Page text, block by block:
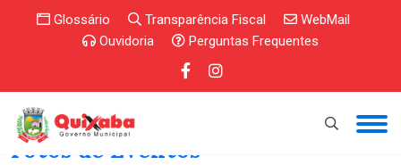
Glossário Transparência Fiscal
WebMail
Ouvidoria
Perguntas Frequentes
Fotos de Eventos